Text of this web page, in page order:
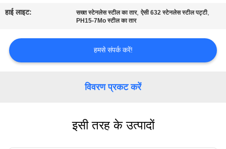
संपर्क
एक
हाई लाइट: सख्त स्टेनलेस स्टील का तार,ऐसी 632 स्टेनलेस स्टील पट्टी,
PH15-7Mo स्टील का तार
हमसे संपर्क करें!
विवरण प्रकट करें
इसी तरह के उत्पादों